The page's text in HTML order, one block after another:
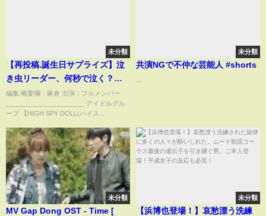
未分類
【再投稿.誕生日サプライズ】泣
き虫リーダー、何秒で泣く？
(2020.4.23)
編集.概要欄：麻倉 出演：フルメンバー
______________________ アイドルグル
ープ 【HIGH SPY DOLL(ハイス...
未分類
共演NGで不仲な芸能人 #shorts
未分類
MV Gap Dong OST - Time [
未分類
【浜博也登場！】哀愁漂う洗練